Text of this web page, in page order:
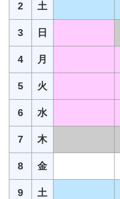
2 土
3 日
4 月
5 火
6 水
7 木
8 金
9 土